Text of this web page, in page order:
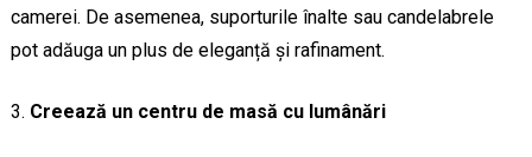
camerei. De asemenea, suporturile înalte sau candelabrele
pot adăuga un plus de eleganță și rafinament.
Creează un centru de masă cu lumânări